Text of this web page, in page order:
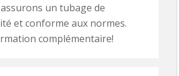
un tubage de
et conforme aux normes.
complémentaire!